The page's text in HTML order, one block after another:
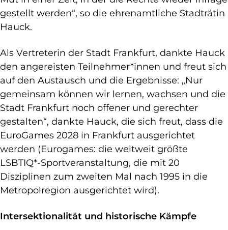
gestellt werden“, so die ehrenamtliche Stadträtin
Hauck.
Als Vertreterin der Stadt Frankfurt, dankte Hauck
den angereisten Teilnehmer*innen und freut sich
auf den Austausch und die Ergebnisse: „Nur
gemeinsam können wir lernen, wachsen und die
Stadt Frankfurt noch offener und gerechter
gestalten“, dankte Hauck, die sich freut, dass die
EuroGames 2028 in Frankfurt ausgerichtet
werden (Eurogames: die weltweit größte
LSBTIQ*-Sportveranstaltung, die mit 20
Disziplinen zum zweiten Mal nach 1995 in die
Metropolregion ausgerichtet wird).
Intersektionalität und historische Kämpfe